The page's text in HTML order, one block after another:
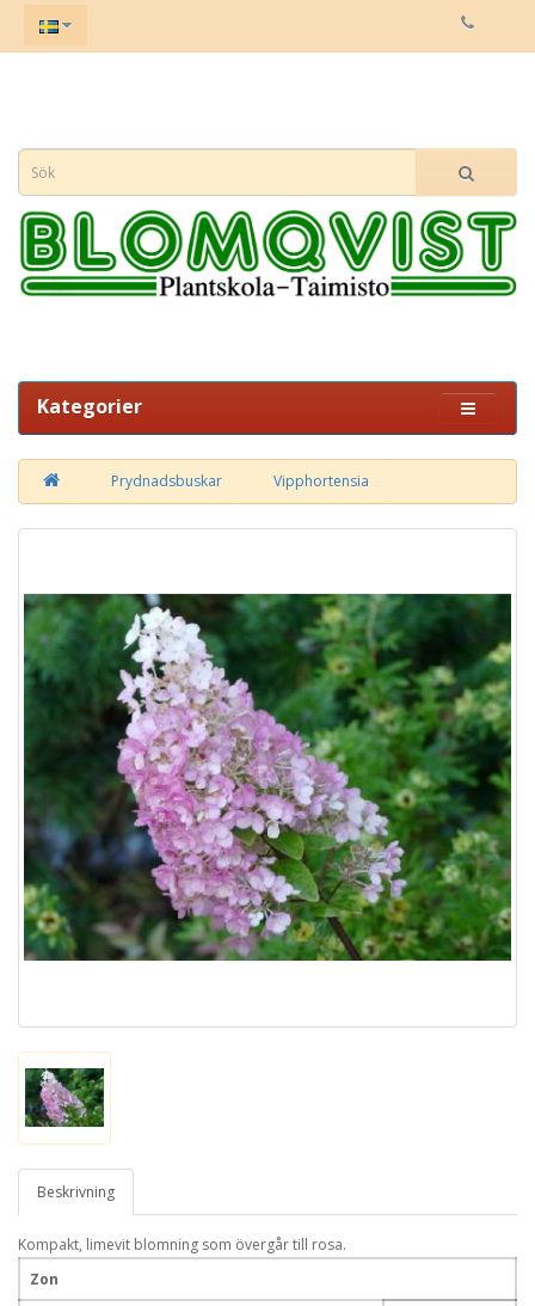
Kategorier
Prydnadsbuskar Vipphortensia
Beskrivning
Kompakt, limevit blomning som övergår till rosa.
Zon